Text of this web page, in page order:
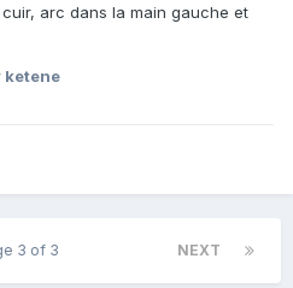
arc dans la main gauche et
ketene
NEXT
3 of 3